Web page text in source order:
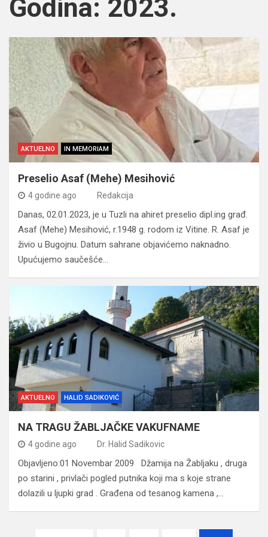
Godina: 2023.
AKTUELNO IN MEMORIAM
Preselio Asaf (Mehe) Mesihović
4 godine ago Redakcija
Danas, 02.01.2023, je u Tuzli na ahiret preselio dipl.ing građ.
Asaf (Mehe) Mesihović, r.1948 g. rodom iz Vitine. R. Asaf je
živio u Bugojnu. Datum sahrane objavićemo naknadno.
Upućujemo saučešće…
AKTUELNO HALID SADIKOVIĆ
NA TRAGU ŽABLJAČKE VAKUFNAME
4 godine ago Dr. Halid Sadikovic
Objavljeno:01 Novembar 2009 Džamija na Žabljaku , druga
po starini , privlači pogled putnika koji ma s koje strane
dolazili u ljupki grad . Građena od tesanog kamena ,…